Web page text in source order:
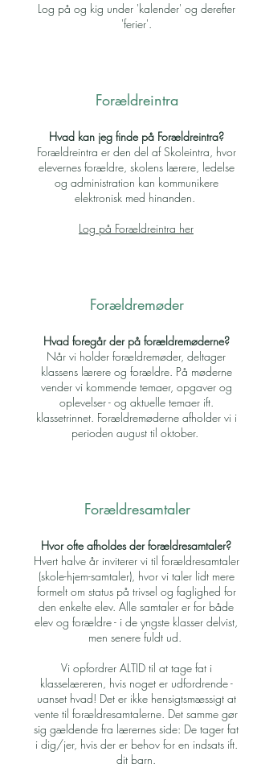
Log på og kig under 'kalender' og derefter
'ferier'.
Forældreintra
Hvad kan jeg finde på Forældreintra?
Forældreintra er den del af Skoleintra, hvor
elevernes forældre, skolens lærere, ledelse
og administration kan kommunikere
elektronisk med hinanden.
Log på Forældreintra her
Forældremøder
Hvad foregår der på forældremøderne?
Når vi holder forældremøder, deltager
klassens lærere og forældre. På møderne
vender vi kommende temaer, opgaver og
oplevelser - og aktuelle temaer ift.
klassetrinnet. Forældremøderne afholder vi i
perioden august til oktober.
Forældresamtaler
Hvor ofte afholdes der forældresamtaler?
Hvert halve år inviterer vi til forældresamtaler
(skole-hjem-samtaler), hvor vi taler lidt mere
formelt om status på trivsel og faglighed for
den enkelte elev. Alle samtaler er for både
elev og forældre - i de yngste klasser delvist,
men senere fuldt ud.
Vi opfordrer ALTID til at tage fat i
klasselæreren, hvis noget er udfordrende -
uanset hvad! Det er ikke hensigtsmæssigt at
vente til forældresamtalerne. Det samme gør
sig gældende fra lærernes side: De tager fat
i dig/jer, hvis der er behov for en indsats ift.
dit barn.